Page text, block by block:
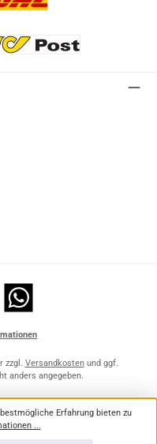
WhatsApp
zzgl. Versandkostenund ggf.
anders angegeben.
Erfahrung bieten zu
...